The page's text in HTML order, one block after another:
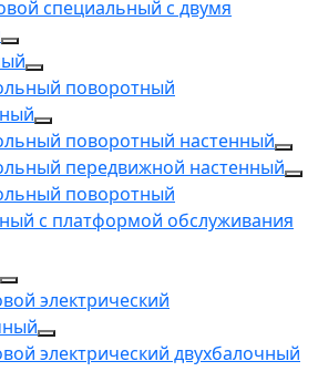
специальный с двумя
поворотный
поворотный настенный
передвижной настенный
поворотный
с платформой обслуживания
электрический
электрический двухбалочный